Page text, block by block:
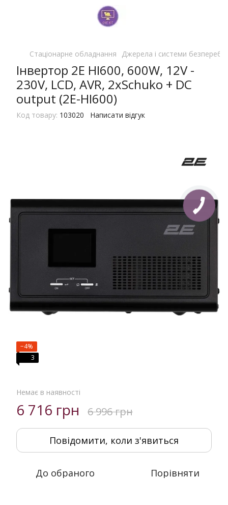
Стаціонарне обладнання Джерела і системи
Інвертор 2E HI600, 600W, 12V -
230V, LCD, AVR, 2xSchuko + DC
output (2E-HI600)
Код товару: 103020 Написати відгук
−4%
3
Немає в наявності
6 716 грн 6 996 грн
Повідомити, коли з'явиться
До обраного Порівняти